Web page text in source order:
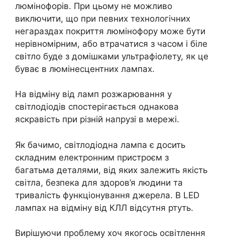
люмінофорів. При цьому не можливо
виключити, що при певних технологічних
негараздах покриття люмінофору може бути
нерівномірним, або втрачатися з часом і біле
світло буде з домішками ультрафіолету, як це
буває в люмінесцентних лампах.
На відміну від ламп розжарювання у
світлодіодів спостерігається однакова
яскравість при різній напрузі в мережі.
Як бачимо, світлодіодна лампа є досить
складним електронним пристроєм з
багатьма деталями, від яких залежить якість
світла, безпека для здоров’я людини та
тривалість функціонування джерела. В LED
лампах на відміну від КЛЛ відсутня ртуть.
Вирішуючи проблему хоч якогось освітлення